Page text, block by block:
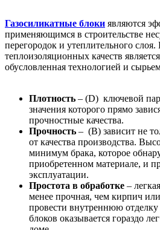
Газосиликатные блоки являются
применяющимся в строительстве
перегородок и утеплительного
теплоизоляционных качеств
обусловленная технологией и
Плотность – (D) ключевой
значения которого прямо
прочностные качества.
Прочность – (B) зависит не
от качества производства.
минимум брака, которое
приобретенном материале, и
эксплуатации.
Простота в обработке –
менее прочная, чем кирпич
провести внутреннюю отделку
блоков оказывается гораздо